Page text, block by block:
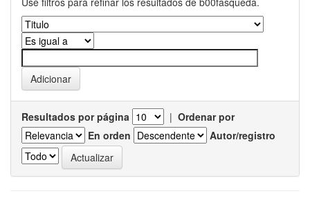
Resultados por página | Ordenar por
En orden
Autor/registro